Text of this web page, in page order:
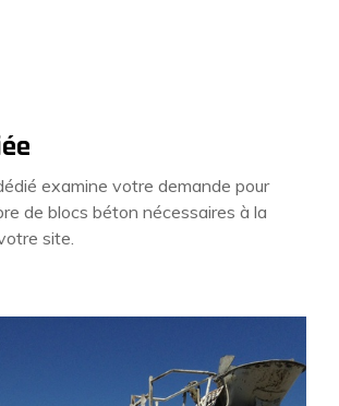
examine votre demande pour
de blocs béton nécessaires à la
site.